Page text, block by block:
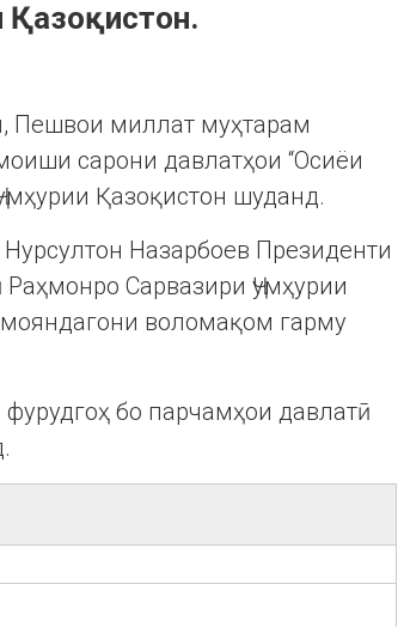
Қазоқистон.
Пешвои миллат муҳтарам
сарони давлатҳои “Осиёи
Қазоқистон шуданд.
Назарбоев Президенти
Сарвазири Ҷумҳурии
воломақом гарму
бо парчамҳои давлатӣ